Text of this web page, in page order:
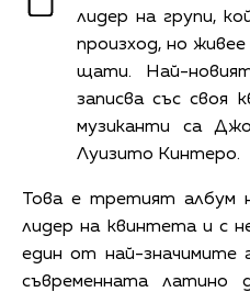
лидер на групи,
произход, но
щати. Най-
записва със своя
музиканти са
Луизито Кинтеро.
Това е третият албум
лидер на квинтета и с
един от най-значимите
съвременната латино